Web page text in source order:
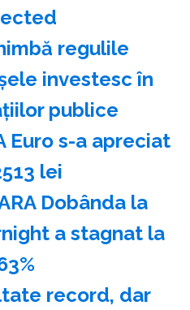
regulile
investesc în
publice
Euro s-a apreciat
lei
Dobânda la
a stagnat la
record, dar